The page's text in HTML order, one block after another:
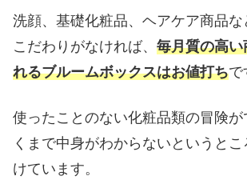
洗顔、基礎化粧品、ヘアケア商品な
こだわりがなければ、 毎月質の高
れるブルームボックスはお値打ちで
使ったことのない化粧品類の冒険
くまで中身がわからないというと
けています。